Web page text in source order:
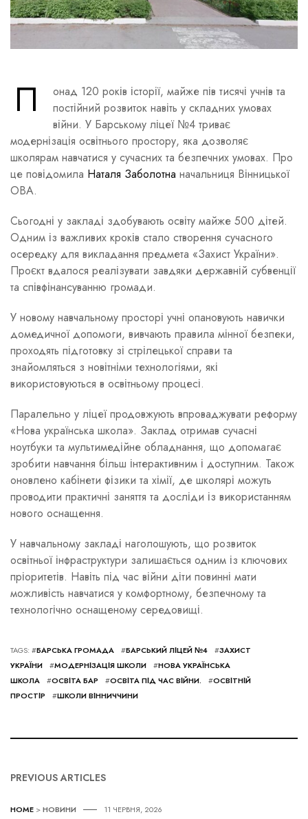
П
онад 120 років історії, майже пів тисячі учнів та
постійний розвиток навіть у складних умовах
війни. У Барському ліцеї №4 триває
модернізація освітнього простору, яка дозволяє
школярам навчатися у сучасних та безпечних умовах. Про
це повідомила Наталя Заболотна начальниця Вінницької
ОВА.
Сьогодні у закладі здобувають освіту майже 500 дітей.
Одним із важливих кроків стало створення сучасного
осередку для викладання предмета «Захист України».
Проєкт вдалося реалізувати завдяки державній субвенції
та співфінансуванню громади.
У новому навчальному просторі учні опановують навички
домедичної допомоги, вивчають правила мінної безпеки,
проходять підготовку зі стрілецької справи та
знайомляться з новітніми технологіями, які
використовуються в освітньому процесі.
Паралельно у ліцеї продовжують впроваджувати реформу
«Нова українська школа». Заклад отримав сучасні
ноутбуки та мультимедійне обладнання, що допомагає
зробити навчання більш інтерактивним і доступним. Також
оновлено кабінети фізики та хімії, де школярі можуть
проводити практичні заняття та досліди із використанням
нового оснащення.
У навчальному закладі наголошують, що розвиток
освітньої інфраструктури залишається одним із ключових
пріоритетів. Навіть під час війни діти повинні мати
можливість навчатися у комфортному, безпечному та
технологічно оснащеному середовищі.
TAGS: #БАРСЬКА ГРОМАДА #БАРСЬКИЙ ЛІЦЕЙ №4 #ЗАХИСТ
УКРАЇНИ
#МОДЕРНІЗАЦІЯ ШКОЛИ #НОВА УКРАЇНСЬКА
ШКОЛА
#ОСВІТА БАР #ОСВІТА ПІД ЧАС ВІЙНИ. #ОСВІТНІЙ
ПРОСТІР
#ШКОЛИ ВІННИЧЧИНИ
PREVIOUS ARTICLES
HOME >НОВИНИ 11 ЧЕРВНЯ, 2026